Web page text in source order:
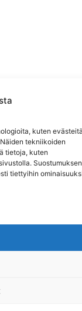
kuten
tekniikoiden
tietoja, kuten
Suostumuksen
tiettyihin